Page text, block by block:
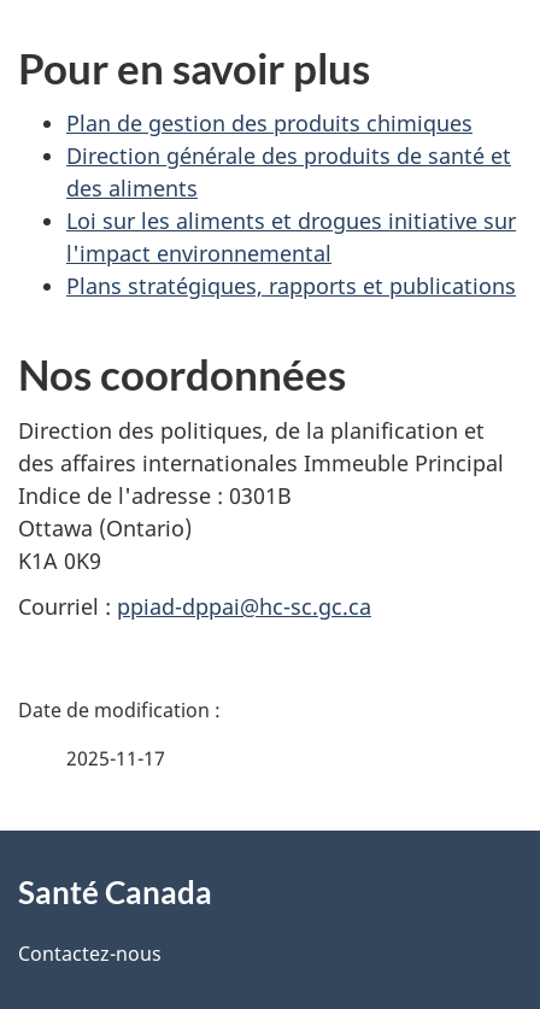
Pour en savoir plus
Plan de gestion des produits chimiques
Direction générale des produits de santé et
des aliments
Loi sur les aliments et drogues initiative sur
l'impact environnemental
Plans stratégiques, rapports et publications
Nos coordonnées
Direction des politiques, de la planification et
des affaires internationales Immeuble Principal
Indice de l'adresse : 0301B
Ottawa (Ontario)
K1A 0K9
Courriel : ppiad-dppai@hc-sc.gc.ca
D
i
l
2025-11-17
propos
de
Santé Canada
Contactez-nous